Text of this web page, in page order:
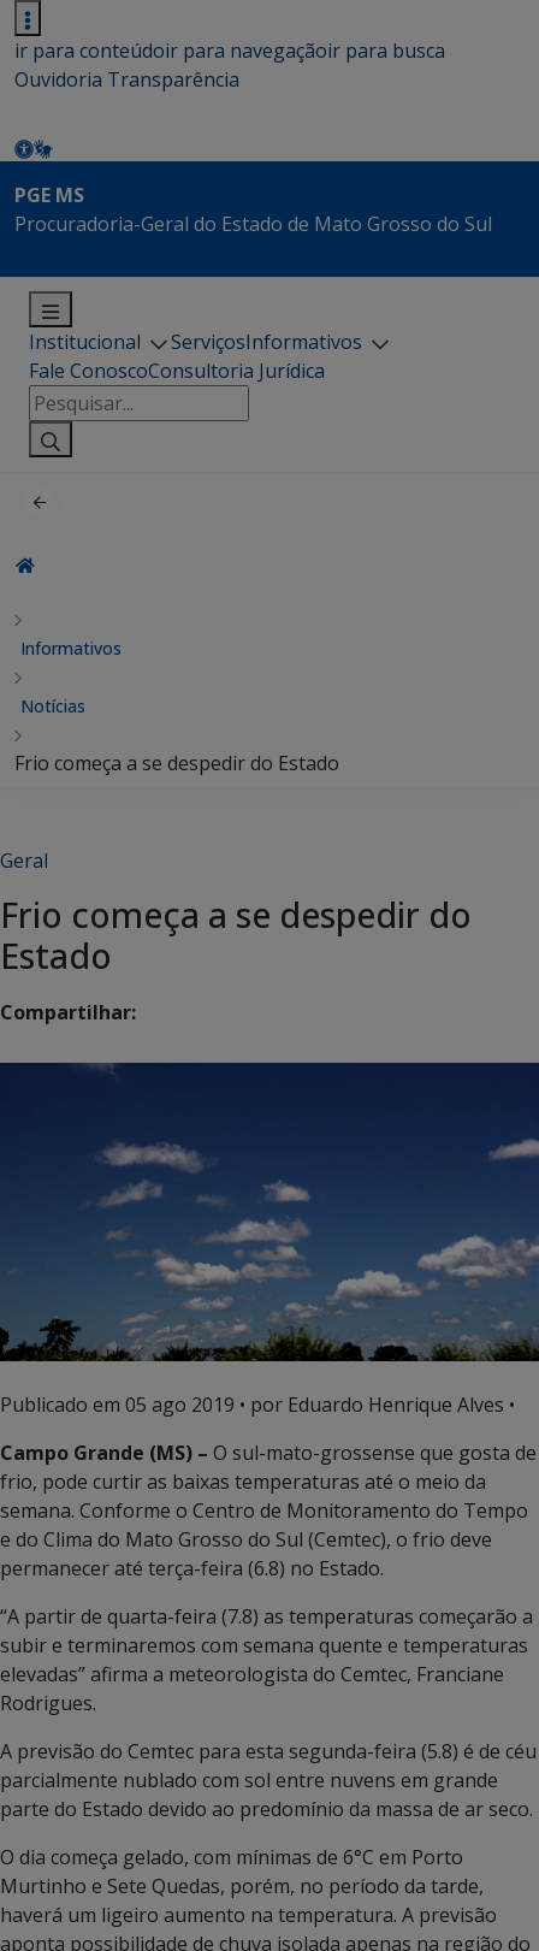
ir para conteúdoir para navegaçãoir para busca
Ouvidoria Transparência
PGE MS
Procuradoria-Geral do Estado de Mato Grosso do Sul
Institucional ServiçosInformativos
Fale ConoscoConsultoria Jurídica
Pesquisar
por:
Informativos
Notícias
Frio começa a se despedir do Estado
Geral
Frio começa a se despedir do
Estado
Compartilhar:
Publicado em 05 ago 2019 • por Eduardo Henrique Alves •
Campo Grande (MS) – O sul-mato-grossense que gosta de
frio, pode curtir as baixas temperaturas até o meio da
semana. Conforme o Centro de Monitoramento do Tempo
e do Clima do Mato Grosso do Sul (Cemtec), o frio deve
permanecer até terça-feira (6.8) no Estado.
“A partir de quarta-feira (7.8) as temperaturas começarão a
subir e terminaremos com semana quente e temperaturas
elevadas” afirma a meteorologista do Cemtec, Franciane
Rodrigues.
A previsão do Cemtec para esta segunda-feira (5.8) é de céu
parcialmente nublado com sol entre nuvens em grande
parte do Estado devido ao predomínio da massa de ar seco.
O dia começa gelado, com mínimas de 6°C em Porto
Murtinho e Sete Quedas, porém, no período da tarde,
haverá um ligeiro aumento na temperatura. A previsão
aponta possibilidade de chuva isolada apenas na região do